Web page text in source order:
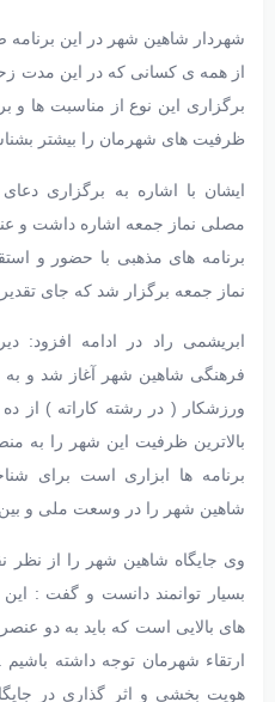
شهردار شاهین شهر در این
از همه ی کسانی که در این مدت
برگزاری این نوع از مناسبت ها و
ظرفیت های شهرمان را بیشتر
مصلی نماز جمعه اشاره داشت و
برنامه های مذهبی با حضور و
نماز جمعه برگزار شد که جای تقدیر
ابریشمی راد در ادامه افزود:
ورزشکار ( در رشته کاراته ) از
بالاترین ظرفیت این شهر را به
برنامه ها ابزاری است برای
شاهین شهر را در وسعت ملی و بین
وی جایگاه شاهین شهر را از
بسیار توانمند دانست و گفت :
های بالایی است که باید به دو
ارتقاء شهرمان توجه داشته
هویت بخشی و اثر گذاری در